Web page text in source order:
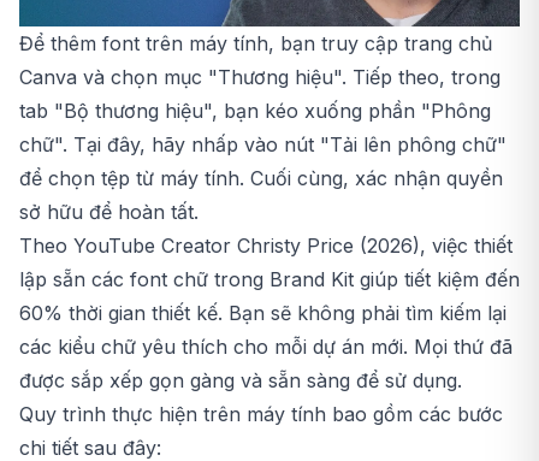
Để thêm font trên máy tính, bạn truy cập trang chủ
Canva và chọn mục "Thương hiệu". Tiếp theo, trong
tab "Bộ thương hiệu", bạn kéo xuống phần "Phông
chữ". Tại đây, hãy nhấp vào nút "Tải lên phông chữ"
để chọn tệp từ máy tính. Cuối cùng, xác nhận quyền
sở hữu để hoàn tất.
Theo YouTube Creator Christy Price (2026), việc thiết
lập sẵn các font chữ trong Brand Kit giúp tiết kiệm đến
60% thời gian thiết kế. Bạn sẽ không phải tìm kiếm lại
các kiểu chữ yêu thích cho mỗi dự án mới. Mọi thứ đã
được sắp xếp gọn gàng và sẵn sàng để sử dụng.
Quy trình thực hiện trên máy tính bao gồm các bước
chi tiết sau đây: